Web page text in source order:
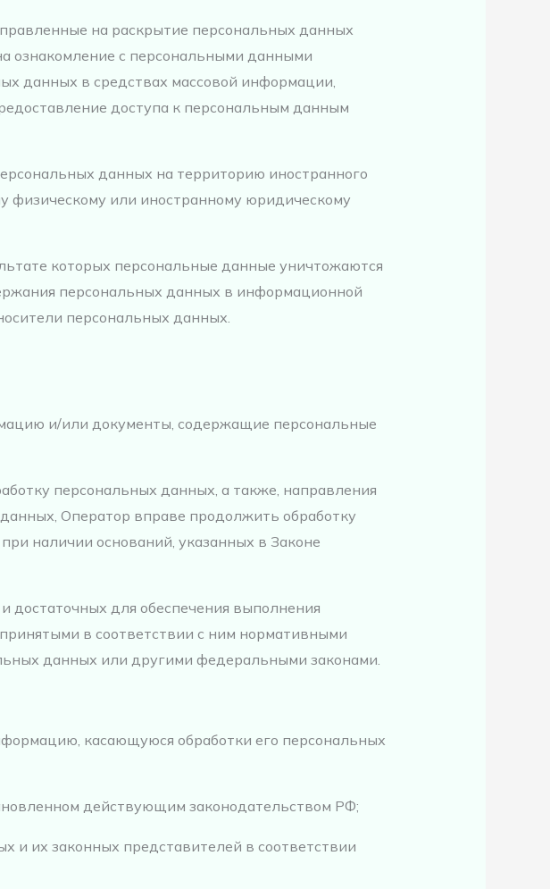
на раскрытие персональных данных
ознакомление с персональными данными
данных в средствах массовой информации,
доступа к персональным данным
данных на территорию иностранного
физическому или иностранному юридическому
которых персональные данные уничтожаются
персональных данных в информационной
персональных данных.
и/или документы, содержащие персональные
персональных данных, а также, направления
Оператор вправе продолжить обработку
наличии оснований, указанных в Законе
достаточных для обеспечения выполнения
в соответствии с ним нормативными
данных или другими федеральными законами.
касающуюся обработки его персональных
действующим законодательством РФ;
и их законных представителей в соответствии